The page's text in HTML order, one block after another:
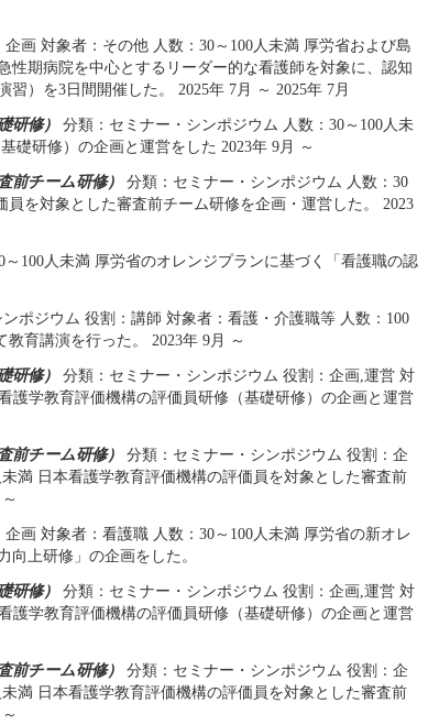
画 対象者：その他 人数：30～100人未満 厚労省および島
性期病院を中心とするリーダー的な看護師を対象に、認知
）を3日間開催した。 2025年 7月 ～ 2025年 7月
研修）
分類：セミナー・シンポジウム 人数：30～100人未
礎研修）の企画と運営をした 2023年 9月 ～
前チーム研修）
分類：セミナー・シンポジウム 人数：30
員を対象とした審査前チーム研修を企画・運営した。 2023
100人未満 厚労省のオレンジプランに基づく「看護職の認
ポジウム 役割：講師 対象者：看護・介護職等 人数：100
育講演を行った。 2023年 9月 ～
研修）
分類：セミナー・シンポジウム 役割：企画,運営 対
護学教育評価機構の評価員研修（基礎研修）の企画と運営
前チーム研修）
分類：セミナー・シンポジウム 役割：企
満 日本看護学教育評価機構の評価員を対象とした審査前
画 対象者：看護職 人数：30～100人未満 厚労省の新オレ
向上研修」の企画をした。
研修）
分類：セミナー・シンポジウム 役割：企画,運営 対
護学教育評価機構の評価員研修（基礎研修）の企画と運営
前チーム研修）
分類：セミナー・シンポジウム 役割：企
満 日本看護学教育評価機構の評価員を対象とした審査前